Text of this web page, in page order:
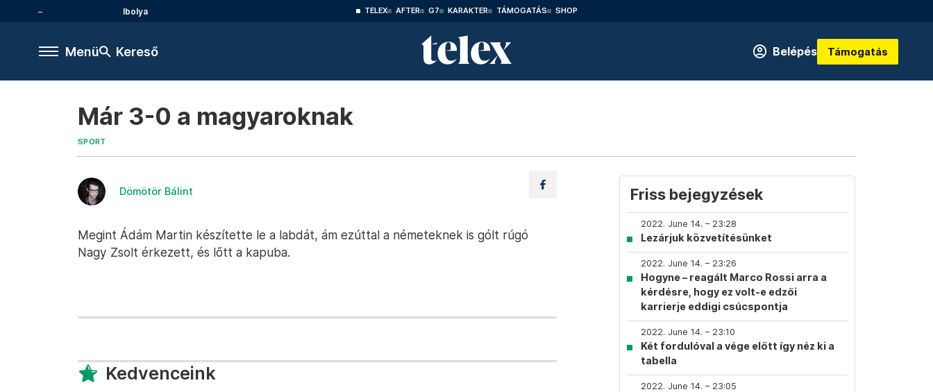
Ibolya TELEX AFTER G7 KARAKTER TÁMOGATÁS SHOP
Menü Kereső Belépés Támogatás
Már 3-0 a magyaroknak
SPORT
Dömötör Bálint
Megint Ádám Martin készítette le a labdát, ám ezúttal a németeknek is gólt rúgó
Nagy Zsolt érkezett, és lőtt a kapuba.
Kedvenceink
Friss bejegyzések
2022. June 14. – 23:28
Lezárjuk közvetítésünket
2022. June 14. – 23:26
Hogyne – reagált Marco Rossi arra a
kérdésre, hogy ez volt-e edzői
karrierje eddigi csúcspontja
2022. June 14. – 23:10
Két fordulóval a vége előtt így néz ki a
tabella
2022. June 14. – 23:05